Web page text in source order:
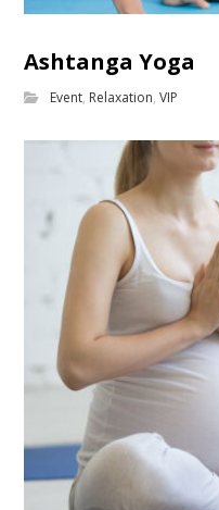
Ashtanga Yoga
Event, Relaxation,VIP